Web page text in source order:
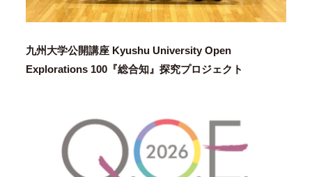
九州大学公開講座 Kyushu University Open
Explorations 100『総合知』探究プロジェクト